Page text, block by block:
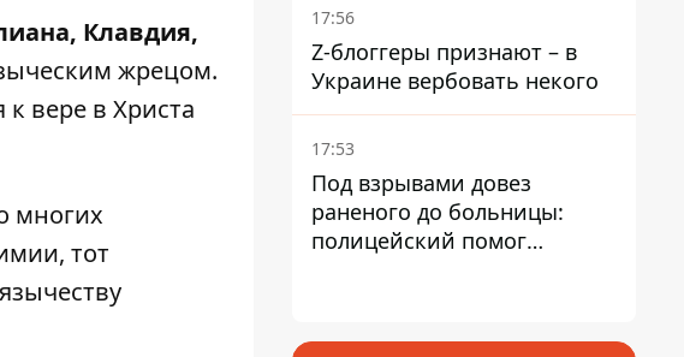
Клавдия,
жрецом.
вере в Христа
многих
тот
17:56
Z-блоггеры признают – в
Украине вербовать некого
17:53
Под взрывами довез
раненого до больницы:
полицейский помог